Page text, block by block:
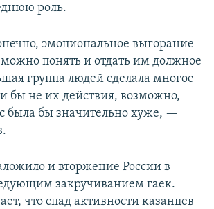
роль.
эмоциональное выгорание
понять и отдать им должное
группа людей сделала многое
бы не их действия, возможно,
была бы значительно хуже, —
и вторжение России в
закручиванием гаек.
что спад активности казанцев